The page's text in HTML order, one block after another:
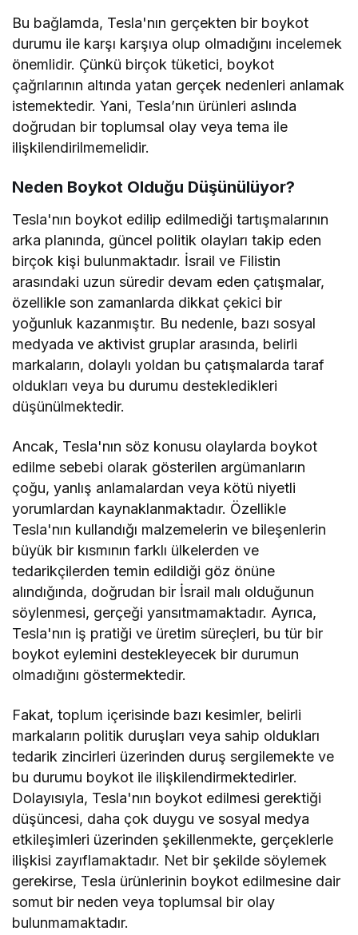
Bu bağlamda, Tesla'nın gerçekten bir boykot
durumu ile karşı karşıya olup olmadığını incelemek
önemlidir. Çünkü birçok tüketici, boykot
çağrılarının altında yatan gerçek nedenleri anlamak
istemektedir. Yani, Tesla’nın ürünleri aslında
doğrudan bir toplumsal olay veya tema ile
ilişkilendirilmemelidir.
Neden Boykot Olduğu Düşünülüyor?
Tesla'nın boykot edilip edilmediği tartışmalarının
arka planında, güncel politik olayları takip eden
birçok kişi bulunmaktadır. İsrail ve Filistin
arasındaki uzun süredir devam eden çatışmalar,
özellikle son zamanlarda dikkat çekici bir
yoğunluk kazanmıştır. Bu nedenle, bazı sosyal
medyada ve aktivist gruplar arasında, belirli
markaların, dolaylı yoldan bu çatışmalarda taraf
oldukları veya bu durumu destekledikleri
düşünülmektedir.
Ancak, Tesla'nın söz konusu olaylarda boykot
edilme sebebi olarak gösterilen argümanların
çoğu, yanlış anlamalardan veya kötü niyetli
yorumlardan kaynaklanmaktadır. Özellikle
Tesla'nın kullandığı malzemelerin ve bileşenlerin
büyük bir kısmının farklı ülkelerden ve
tedarikçilerden temin edildiği göz önüne
alındığında, doğrudan bir İsrail malı olduğunun
söylenmesi, gerçeği yansıtmamaktadır. Ayrıca,
Tesla'nın iş pratiği ve üretim süreçleri, bu tür bir
boykot eylemini destekleyecek bir durumun
olmadığını göstermektedir.
Fakat, toplum içerisinde bazı kesimler, belirli
markaların politik duruşları veya sahip oldukları
tedarik zincirleri üzerinden duruş sergilemekte ve
bu durumu boykot ile ilişkilendirmektedirler.
Dolayısıyla, Tesla'nın boykot edilmesi gerektiği
düşüncesi, daha çok duygu ve sosyal medya
etkileşimleri üzerinden şekillenmekte, gerçeklerle
ilişkisi zayıflamaktadır. Net bir şekilde söylemek
gerekirse, Tesla ürünlerinin boykot edilmesine dair
somut bir neden veya toplumsal bir olay
bulunmamaktadır.